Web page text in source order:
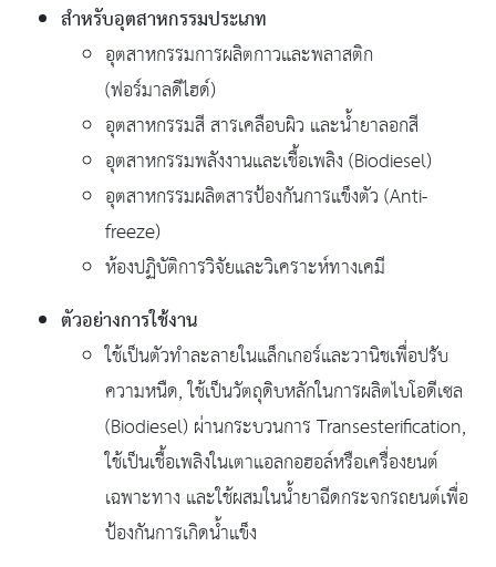
สำหรับอุตสาหกรรมประเภท
อุตสาหกรรมการผลิตกาวและพลาสติก
(ฟอร์มาลดีไฮด์)
อุตสาหกรรมสี สารเคลือบผิว และน้ำยาลอกสี
อุตสาหกรรมพลังงานและเชื้อเพลิง (Biodiesel)
อุตสาหกรรมผลิตสารป้องกันการแข็งตัว (Anti-
freeze)
ห้องปฏิบัติการวิจัยและวิเคราะห์ทางเคมี
ตัวอย่างการใช้งาน
ใช้เป็นตัวทำละลายในแล็กเกอร์และวานิชเพื่อปรับ
ความหนืด, ใช้เป็นวัตถุดิบหลักในการผลิตไบโอดีเซล
(Biodiesel) ผ่านกระบวนการ Transesterification,
ใช้เป็นเชื้อเพลิงในเตาแอลกอฮอล์หรือเครื่องยนต์
เฉพาะทาง และใช้ผสมในน้ำยาฉีดกระจกรถยนต์เพื่อ
ป้องกันการเกิดน้ำแข็ง